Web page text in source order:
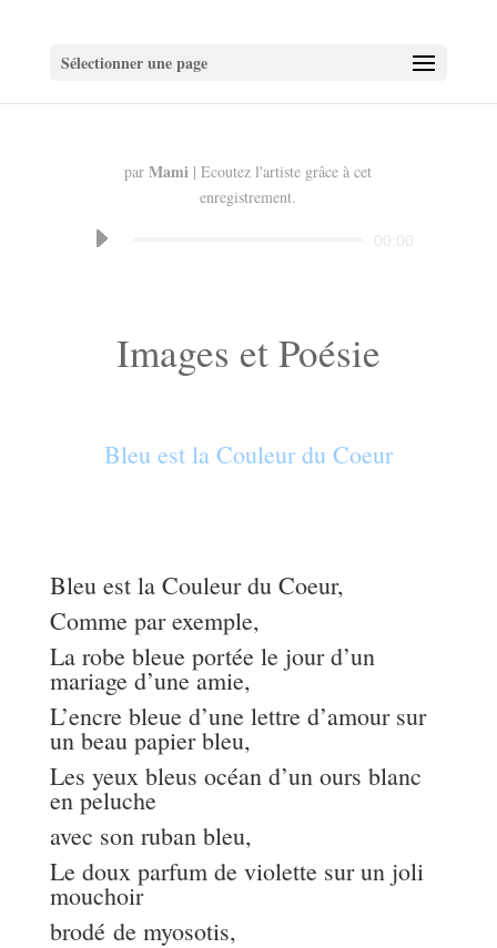
Sélectionner une page
parMami | Ecoutez l'artiste grâce à cet
enregistrement.
00:00
Images et Poésie
Bleu est la Couleur du Coeur
Bleu est la Couleur du Coeur,
Comme par exemple,
La robe bleue portée le jour d’un
mariage d’une amie,
L’encre bleue d’une lettre d’amour sur
un beau papier bleu,
Les yeux bleus océan d’un ours blanc
en peluche
avec son ruban bleu,
Le doux parfum de violette sur un joli
mouchoir
brodé de myosotis,